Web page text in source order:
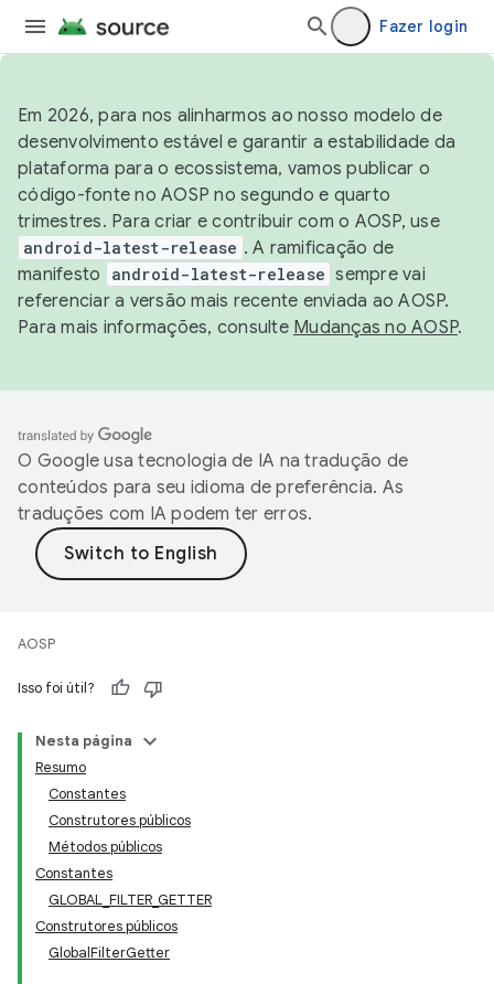
Fazer login
Em 2026, para nos alinharmos ao nosso modelo de
desenvolvimento estável e garantir a estabilidade da
plataforma para o ecossistema, vamos publicar o
código-fonte no AOSP no segundo e quarto
trimestres. Para criar e contribuir com o AOSP, use
android-latest-release . A ramificação de
manifesto
android-latest-release sempre vai
referenciar a versão mais recente enviada ao AOSP.
Para mais informações, consulte Mudanças no AOSP.
O Google usa tecnologia de IA na tradução de
conteúdos para seu idioma de preferência. As
traduções com IA podem ter erros.
AOSP
Isso foi útil?
Nesta página
Resumo
Constantes
Construtores públicos
Métodos públicos
Constantes
GLOBAL_FILTER_GETTER
Construtores públicos
GlobalFilterGetter